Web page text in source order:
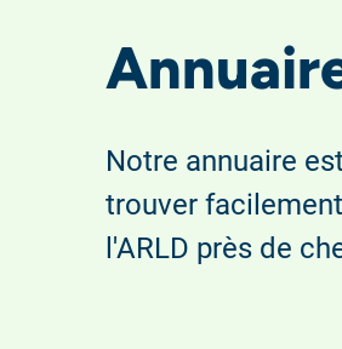
Notre annuaire
trouver
l'ARLD près de